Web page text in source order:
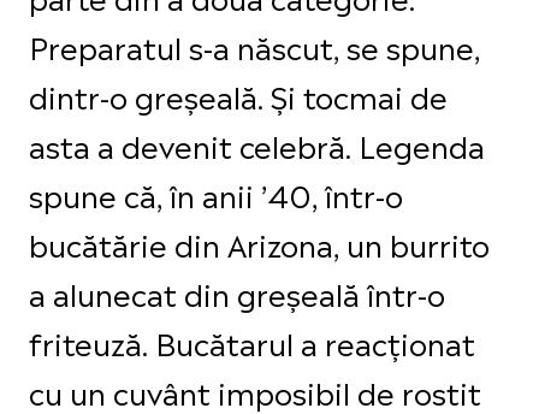
Preparatul s-a născut, se spune,
dintr-o greșeală. Și tocmai de
asta a devenit celebră. Legenda
spune că, în anii ’40, într-o
bucătărie din Arizona, un burrito
a alunecat din greșeală într-o
friteuză. Bucătarul a reacționat
cu un cuvânt imposibil de rostit